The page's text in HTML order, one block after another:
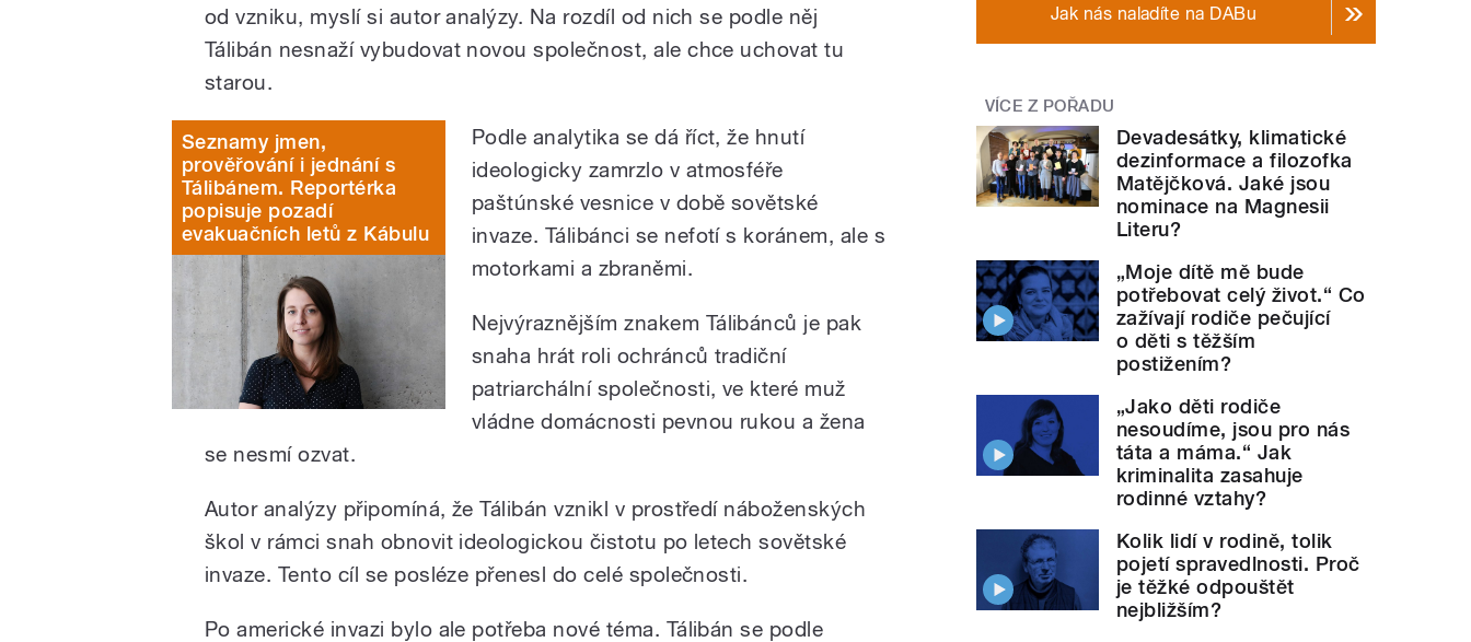
od vzniku, myslí si autor analýzy. Na rozdíl od nich se podle něj
Tálibán nesnaží vybudovat novou společnost, ale chce uchovat tu
starou.
Seznamy jmen,
prověřování i jednání s
Tálibánem. Reportérka
popisuje pozadí
evakuačních letů z Kábulu
Podle analytika se dá říct, že hnutí
ideologicky zamrzlo v atmosféře
paštúnské vesnice v době sovětské
invaze. Tálibánci se nefotí s koránem, ale s
motorkami a zbraněmi.
Nejvýraznějším znakem Tálibánců je pak
snaha hrát roli ochránců tradiční
patriarchální společnosti, ve které muž
vládne domácnosti pevnou rukou a žena
se nesmí ozvat.
Autor analýzy připomíná, že Tálibán vznikl v prostředí náboženských
škol v rámci snah obnovit ideologickou čistotu po letech sovětské
invaze. Tento cíl se posléze přenesl do celé společnosti.
Po americké invazi bylo ale potřeba nové téma. Tálibán se podle
Jak nás naladíte na DABu
VÍCE Z POŘADU
Devadesátky, klimatické
dezinformace a filozofka
Matějčková. Jaké jsou
nominace na Magnesii
Literu?
„Moje dítě mě bude
potřebovat celý život.“ Co
zažívají rodiče pečující
o děti s těžším
postižením?
„Jako děti rodiče
nesoudíme, jsou pro nás
táta a máma.“ Jak
kriminalita zasahuje
rodinné vztahy?
Kolik lidí v rodině, tolik
pojetí spravedlnosti. Proč
je těžké odpouštět
nejbližším?